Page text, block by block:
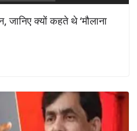
जानिए क्यों कहते थे ‘मौलाना